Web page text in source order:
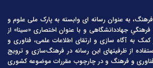
فرهنگ، به عنوان رسانه ای وابسته به پارک ملی علوم و
جهاددانشگاهی و با عنوان اختصاری «سینا» از
به منظور کمک به آگاه سازی و ارتقای اطلاعات علمی، فناوری و
از ظرفیتهای این رسانه در فرهنگ‌سازی و ترویج
و فرهنگ و در چارچوب مقررات موضوعه کشوری